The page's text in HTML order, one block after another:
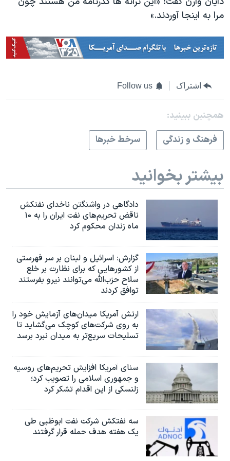
مرا به اینجا آوردند.»
اشتراک Follow us
همچنبن ببینید:
فرهنگ و زندگی
سرخط خبرها
بیشتر بخوانید
دادگاهی در واشنگتن ناخدای نفتکش
ناقض تحریم‌های نفت ایران را به ۱۰
ماه زندان محکوم کرد
گزارش‌: اسرائيل و لبنان بر سر فهرستی
از کشورهایی که برای نظارت بر خلع
سلاح حزب‌الله می‌توانند نیرو بفرستند
توافق کردند
ارتش آمریکا میدان‌های آزمایش خود را
به روی شرکت‌های کوچک می‌گشاید تا
تسلیحات سریع‌تر به میدان نبرد برسد
سنای آمریکا افزایش تحریم‌های روسیه
و جمهوری اسلامی را تصویب کرد؛
زلنسکی از این اقدام تشکر کرد
سه نفتکش شرکت نفت ابوظبی طی
یک هفته هدف حمله قرار گرفتند